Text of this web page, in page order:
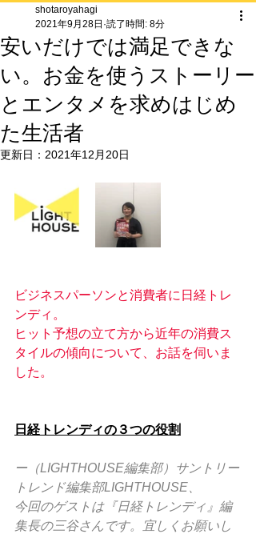
安いだけでは満足できな
い。お金を使うストーリー
とエンタメを求めはじめ
た生活者
shotaroyahagi
2021年9月28日 読了時間: 8分
更新日： 2021年12月20日
ビジネスパーソンと消費者に日経トレ
ンディ。
ヒット予想の立て方から近年の消費ス
タイルの傾向について、お話を伺いま
した。
日経トレンディの３つの役割
ー（LIGHTHOUSE編集部）サントリー
トレンド編集部LIGHTHOUSE、
今回のゲストは『日経トレンディ』編
集長の三谷さんです。宜しくお願いし